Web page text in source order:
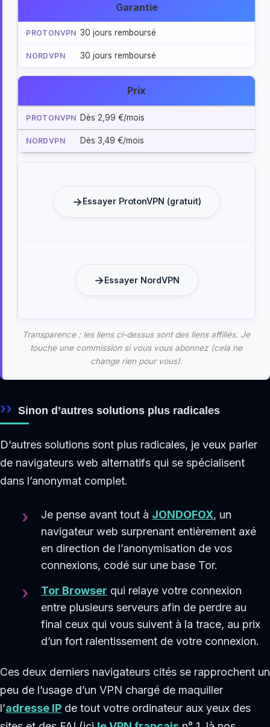
Garantie
30 jours remboursé
30 jours remboursé
Prix
Dès 2,99 €/mois
Dès 3,49 €/mois
Essayer ProtonVPN (gratuit)
Essayer NordVPN
Transparence : les liens ci-dessus sont des liens affiliés. Je
touche une commission si vous vous abonnez (cela ne
change rien pour vous).
Sinon d’autres solutions plus radicales
D’autres solutions sont plus radicales, je veux parler
de navigateurs web alternatifs qui se spécialisent
dans l’anonymat complet.
Je pense avant tout à JONDOFOX, un
navigateur web surprenant entièrement axé
en direction de l’anonymisation de vos
connexions, codé sur une base Tor.
Tor Browser qui relaye votre connexion
entre plusieurs serveurs afin de perdre au
final ceux qui vous suivent à la trace, au prix
d’un fort ralentissement de votre connexion.
Ces deux derniers navigateurs cités se rapprochent un
peu de l’usage d’un VPN chargé de maquiller
l’adresse IP de tout votre ordinateur aux yeux des